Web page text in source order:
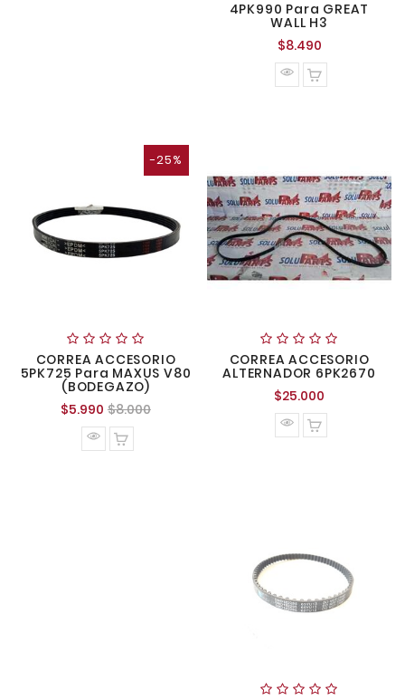
4PK990 Para GREAT
WALL H3
$8.490Precio
normal
-25%
CORREA ACCESORIO
5PK725 Para MAXUS V80
(BODEGAZO)
$5.990 Precio
normal
$8.000Precio
CORREA ACCESORIO
ALTERNADOR 6PK2670
$25.000
normal